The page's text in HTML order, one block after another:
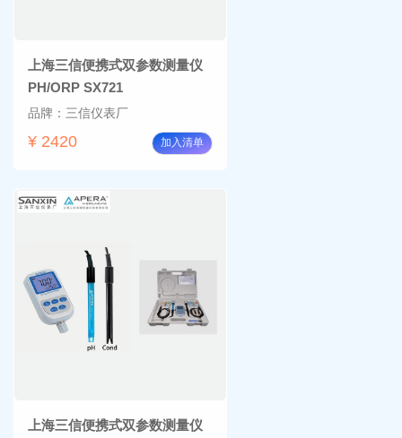
上海三信便携式双参数测量仪
PH/ORP SX721
品牌：三信仪表厂
¥ 2420 加入清单
上海三信便携式双参数测量仪